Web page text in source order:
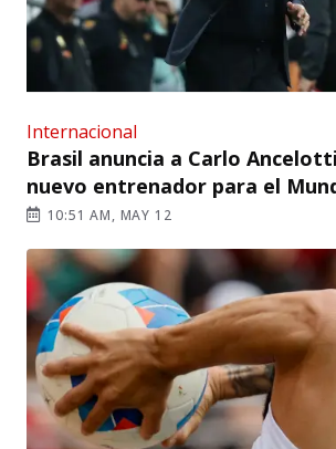
Internacional
Brasil anuncia a Carlo
nuevo entrenador para el
10:51 AM, MAY 12